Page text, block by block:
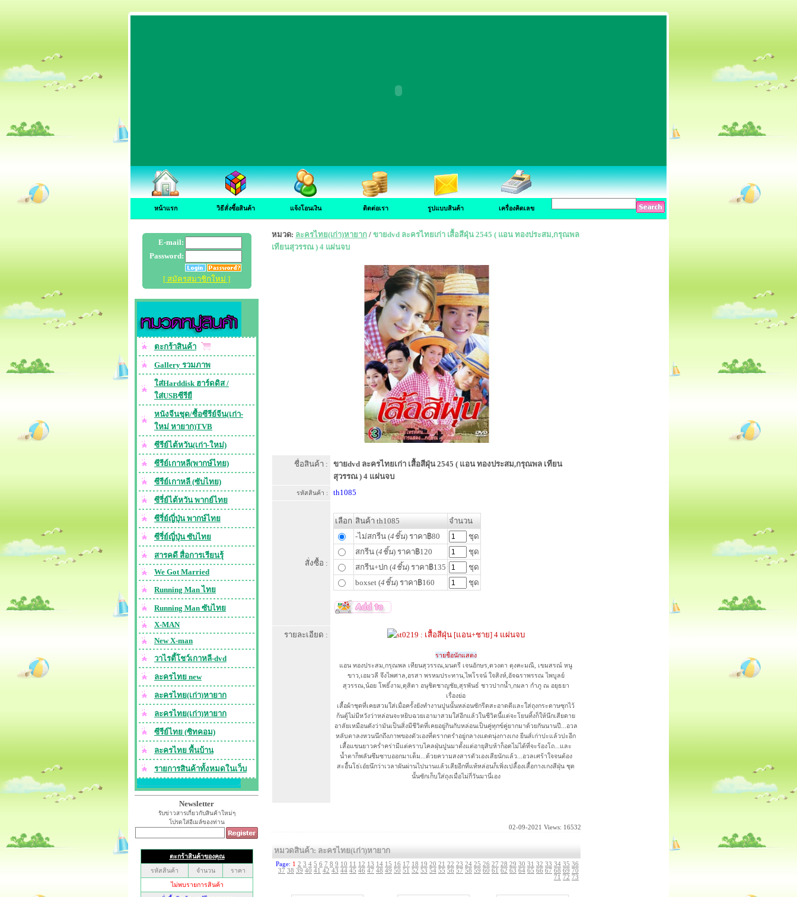
หน้าแรก วิธีสั่งซื้อสินค้า แจ้งโอนเงิน ติดต่อเรา รูปแบบสินค้า เครื่องคิดเลข
E-mail:
Password:
[ สมัครสมาชิกใหม่ ]
ตะกร้าสินค้า
Gallery รวมภาพ
ใส่Harddisk ฮาร์ดดิส /
ใส่USBซีรียื
หนังจีนชุด/ซื้อซีรีย์จีน(เก่า-
ใหม่ หายาก)TVB
ซีรีย์ไต้หวัน(เก่า-ใหม่)
ซีรีย์เกาหลี(พากษ์ไทย)
ซีรีย์เกาหลี (ซับไทย)
ซีรี่ย์ไต้หวัน พากย์ไทย
ซีรี่ย์ญี่ปุ่น พากษ์ไทย
ซีรี่ย์ญี่ปุ่น ซับไทย
สารคดี สื่อการเรียนรุ้
We Got Married
Running Man ไทย
Running Man ซับไทย
X-MAN
New X-man
วาไรตี้โชว์เกาหลี-dvd
ละครไทย new
ละครไทย(เก่า)หายาก
ละครไทย(เก่า)หายาก
ซีรีย์ไทย (ซิทคอม)
ละครไทย พื้นบ้าน
รายการสินค้าทั้งหมดในเว็บ
Newsletter
รับข่าวสารเกี่ยวกับสินค้าใหม่ๆ
โปรดใส่อีเมล์ของท่าน
หมวด: ละครไทย(เก่า)หายาก / ขายdvd ละครไทยเก่า เสื้อสีฝุ่น 2545 ( แอน ทองประสม,กรุณพล
เทียนสุวรรณ ) 4 แผ่นจบ
ชื่อสินค้า :
ขายdvd ละครไทยเก่า เสื้อสีฝุ่น 2545 ( แอน ทองประสม,กรุณพล เทียน
สุวรรณ ) 4 แผ่นจบ
รหัสสินค้า : th1085
สั่งซื้อ :
เลือก สินค้า th1085
จำนวน
-ไม่สกรีน (4ชิ้น) ราคา฿80
ชุด
สกรีน (4ชิ้น) ราคา฿120
ชุด
สกรีน+ปก (4ชิ้น) ราคา฿135
ชุด
boxset (4ชิ้น) ราคา฿160 ชุด
รายละเอียด :
รายชื่อนักแสดง
แอน ทองประสม,กรุณพล เทียนสุวรรณ,มนตรี เจนอักษร,ดวงตา ตุงคะมณี, เขมสรณ์ หนู
ขาว,เอมวลี จึงไพศาล,อรสา พรหมประทาน,ไพโรจน์ ใจสิงห์,อัจฉราพรรณ ไพบูลย์
สุวรรณ,น้อย โพธิ์งาม,ดุสิตา อนุชิตชาญชัย,สุรพันธ์ ชาวปากน้ำ,กมลา กำภู ณ อยุธยา
เรื่องย่อ
เสื้อผ้าชุดที่เคยสวมใส่เมื่อครั้งยังทำงานปูนนั้นหล่อนซักรีดสะอาดดีและใส่ถุงกระดาษซุกไว้
ก้นตู้ไม่มีหวังว่าหล่อนจะหยิบฉวยเอามาสวมใส่อีกแล้วในชีวิตนี้แต่จะโยนทิ้งก็ให้นึกเสียดาย
อาลัยเหมือนดังว่ามันเป็นสิ่งมีชีวิตที่เคยอยู่กินกับหล่อนเป็นคู่ทุกข์คู่ยากมาด้วยกันนานปี...อวล
หลับตาลงหวนนึกถึงภาพของตัวเองที่ตรากตรำอยู่กลางแดดนุ่งกางเกง ยีนส์เก่าปะแล้วปะอีก
เสื้อแขนยาวคร่ำคร่ามีแต่คราบไคลฝุ่นปูนมาตั้งแต่อายุสิบห้าก็อดไม่ได้ที่จะร้องโถ...และ
น้ำตาก็พลันซึมซาบออกมาเต็ม...ด้วยความสงสารตัวเองเสียนักแล้ว...อวลเศร้าใจจนต้อง
สะอื้นโธ่เอ๋ยนึกว่าเวลาผันผ่านไปนานแล้วเสียอีกที่แท้หล่อนก็เพิ่งเปลื้องเสื้อกางเกงสีฝุ่น ชุด
นั้นซักเก็บใส่ถุงเมื่อไม่กี่วันมานี่เอง
02-09-2021 Views: 16532
หมวดสินค้า: ละครไทย(เก่า)หายาก
Page: 1 2 3 4 5 6 7 8 9 10 11 12 13 14 15 16 17 18 19 20 21 22 23 24 25 26 27 28 29 30 31 32 33 34 35 36
37 38 39 40 41 42 43 44 45 46 47 48 49 50 51 52 53 54 55 56 57 58 59 60 61 62 63 64 65 66 67 68 69 70
71 72 73